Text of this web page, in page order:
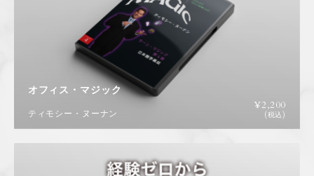
特定商取引に基づく表記
お問い合わせ
オフィス・マジック
ティモシー・ヌーナン
¥2,200
(税込)